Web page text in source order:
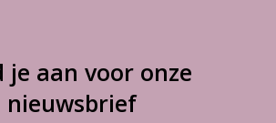
je aan voor onze
nieuwsbrief